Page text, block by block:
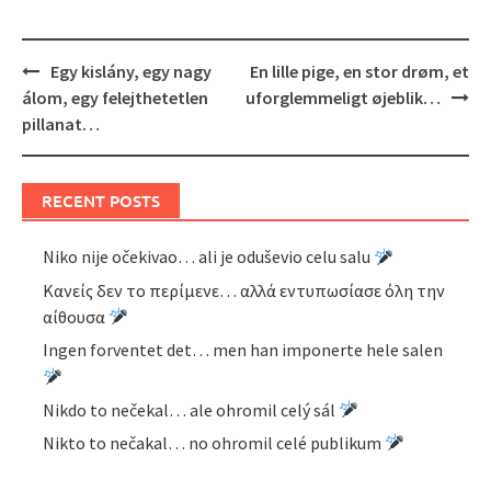
Post
navigation
Egy kislány, egy nagy
álom, egy felejthetetlen
pillanat…
En lille pige, en stor drøm, et
uforglemmeligt øjeblik…
RECENT POSTS
Niko nije očekivao… ali je oduševio celu salu
Κανείς δεν το περίμενε… αλλά εντυπωσίασε όλη την
αίθουσα
Ingen forventet det… men han imponerte hele salen
Nikdo to nečekal… ale ohromil celý sál
Nikto to nečakal… no ohromil celé publikum